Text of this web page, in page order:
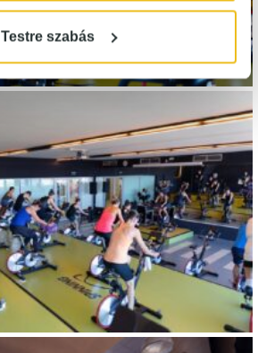
Testre szabás